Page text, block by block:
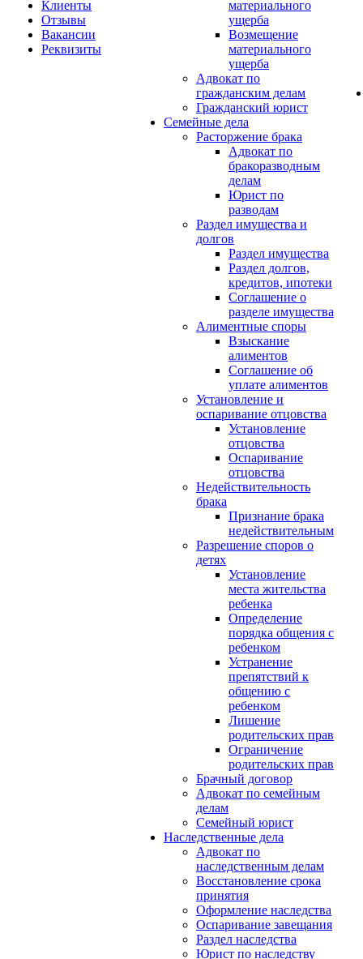
Клиенты
Отзывы
Вакансии
Реквизиты
материального
ущерба
Возмещение
материального
ущерба
Адвокат по
гражданским делам
Гражданский юрист
Семейные дела
Расторжение брака
Адвокат по
бракоразводным
делам
Юрист по
разводам
Раздел имущества и
долгов
Раздел имущества
Раздел долгов,
кредитов, ипотеки
Соглашение о
разделе имущества
Алиментные споры
Взыскание
алиментов
Соглашение об
уплате алиментов
Установление и
оспаривание отцовства
Установление
отцовства
Оспаривание
отцовства
Недействительность
брака
Признание брака
недействительным
Разрешение споров о
детях
Установление
места жительства
ребенка
Определение
порядка общения с
ребенком
Устранение
препятствий к
общению с
ребенком
Лишение
родительских прав
Ограничение
родительских прав
Брачный договор
Адвокат по семейным
делам
Семейный юрист
Наследственные дела
Адвокат по
наследственным делам
Восстановление срока
принятия
Оформление наследства
Оспаривание завещания
Раздел наследства
Юрист по наследству